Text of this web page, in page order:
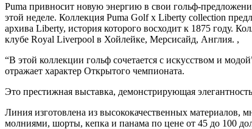
Puma привносит новую энергию в свои гольф-
этой неделе. Коллекция Puma Golf x Liberty collection
архива Liberty, история которого восходит к 1875 году.
клубе Royal Liverpool в Хойлейке, Мерсисайд, Англия. ,
“В этой коллекции гольф сочетается с искусством и
отражает характер Открытого чемпионата.
Это престижная выставка, демонстрирующая
Линия изготовлена из высококачественных материалов,
молниями, шорты, кепка и панама по цене от 45 до 100